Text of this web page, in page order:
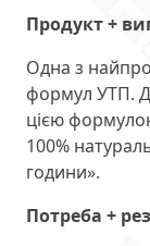
Продукт +
Одна з
формул УТП.
цією
100%
години».
Потреба +